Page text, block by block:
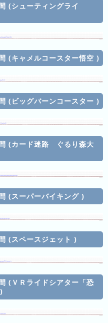
(シューティングライ
(キャメルコースター悟空 )
(ビッグバーンコースター )
(カード迷路 ぐるり森大
(スーパーバイキング )
(スペースジェット )
(ＶＲライドシアター「恐